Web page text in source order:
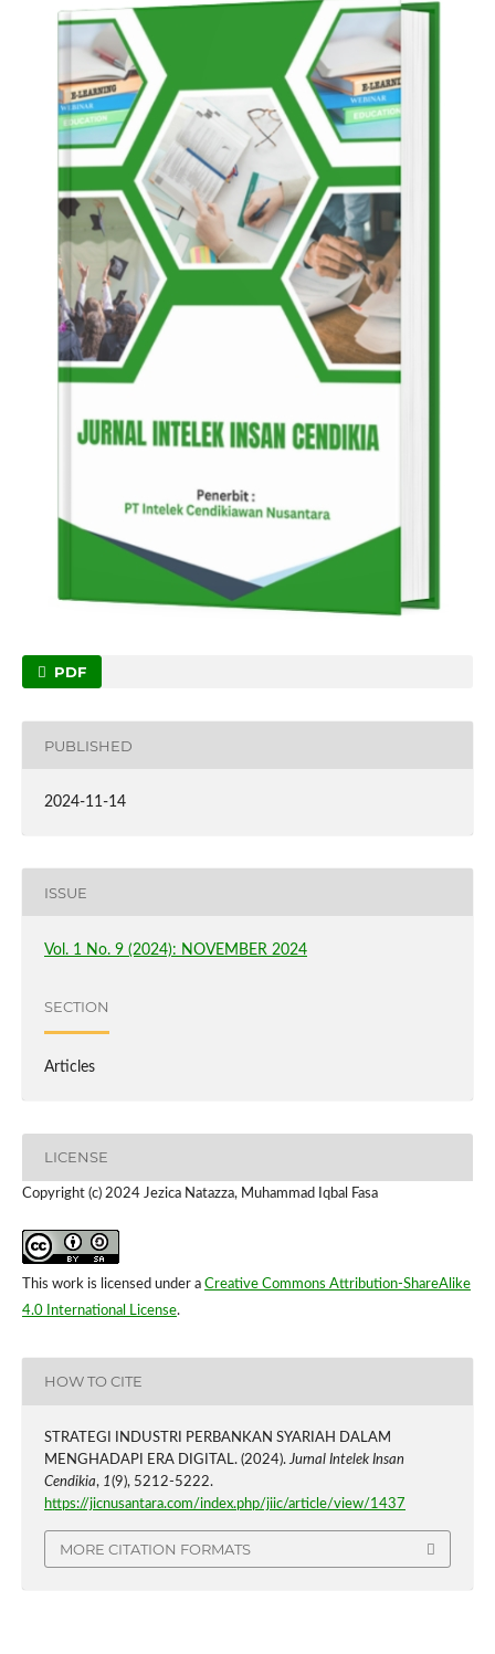
PDF
PUBLISHED
2024-11-14
ISSUE
Vol. 1 No. 9 (2024): NOVEMBER 2024
SECTION
Articles
LICENSE
Copyright (c) 2024 Jezica Natazza, Muhammad Iqbal Fasa
This work is licensed under a Creative Commons Attribution-ShareAlike
4.0 International License.
HOW TO CITE
STRATEGI INDUSTRI PERBANKAN SYARIAH DALAM
MENGHADAPI ERA DIGITAL. (2024). Jurnal Intelek Insan
Cendikia, 1(9), 5212-5222.
https://jicnusantara.com/index.php/jiic/article/view/1437
MORE CITATION FORMATS